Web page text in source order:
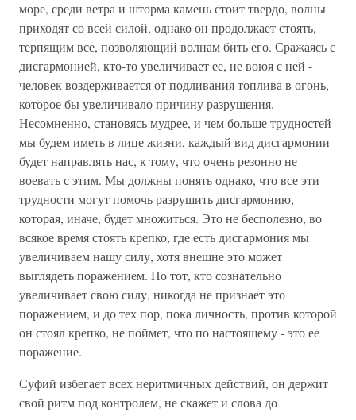
море, среди ветра и шторма камень стоит твердо, волны
приходят со всей силой, однако он продолжает стоять,
терпящим все, позволяющий волнам бить его. Сражаясь с
дисгармонией, кто-то увеличивает ее, не воюя с ней -
человек воздерживается от подливания топлива в огонь,
которое бы увеличивало причину разрушения.
Несомненно, становясь мудрее, и чем больше трудностей
мы будем иметь в лице жизни, каждый вид дисгармонии
будет направлять нас, к тому, что очень резонно не
воевать с этим. Мы должны понять однако, что все эти
трудности могут помочь разрушить дисгармонию,
которая, иначе, будет множиться. Это не бесполезно, во
всякое время стоять крепко, где есть дисгармония мы
увеличиваем нашу силу, хотя внешне это может
выглядеть поражением. Но тот, кто сознательно
увеличивает свою силу, никогда не признает это
поражением, и до тех пор, пока личность, против которой
он стоял крепко, не поймет, что по настоящему - это ее
поражение.
Суфий избегает всех неритмичных действий, он держит
свой ритм под контролем, не скажет и слова до